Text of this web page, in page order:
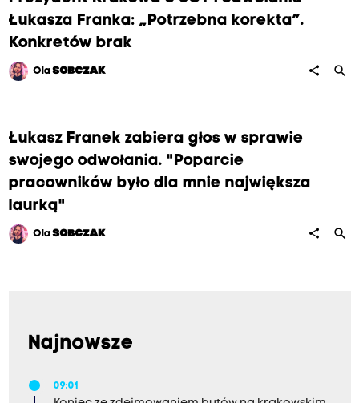
Łukasza Franka: „Potrzebna korekta”.
Konkretów brak
OlaSOBCZAK share search
Łukasz Franek zabiera głos w sprawie
swojego odwołania. "Poparcie
pracowników było dla mnie największa
laurką"
OlaSOBCZAK share search
Najnowsze
09:01